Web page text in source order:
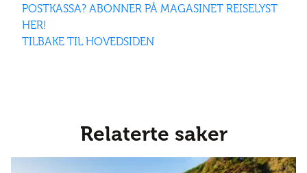
POSTKASSA? ABONNER PÅ MAGASINET REISELYST
HER!
TILBAKE TIL HOVEDSIDEN
Relaterte saker